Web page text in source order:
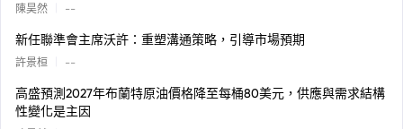
陳昊然 --
新任聯準會主席沃許：重塑溝通策略，引導市場預期
許景桓 --
高盛預測2027年布蘭特原油價格降至每桶80美元，供應與需求結構
性變化是主因